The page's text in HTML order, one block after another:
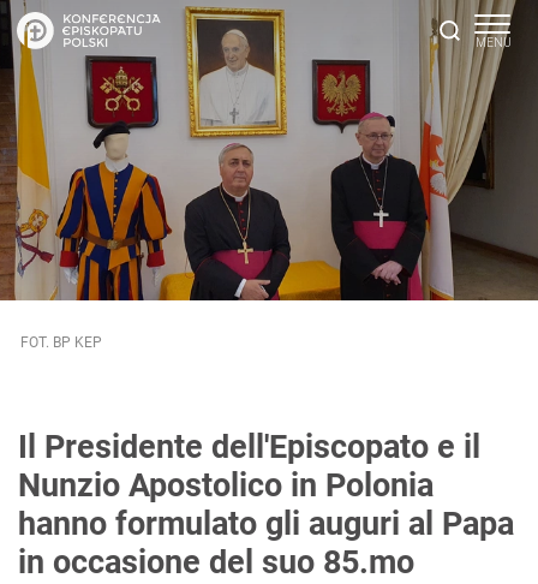
FOT. BP KEP
Il Presidente dell'Episcopato e il
Nunzio Apostolico in Polonia
hanno formulato gli auguri al Papa
in occasione del suo 85.mo